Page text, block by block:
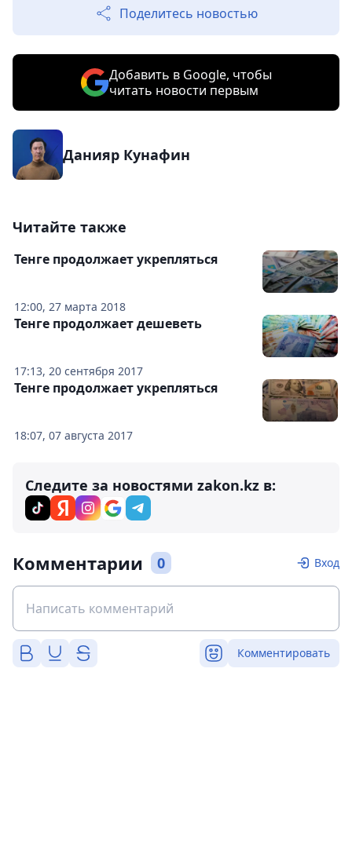
Поделитесь новостью
Добавить в Google, чтобы
читать новости первым
Данияр Кунафин
Читайте также
12:00, 27 марта 2018
Тенге продолжает укрепляться
17:13, 20 сентября 2017
Тенге продолжает дешеветь
18:07, 07 августа 2017
Тенге продолжает укрепляться
Следите за новостями zakon.kz в:
Комментарии 0 Вход
Комментировать